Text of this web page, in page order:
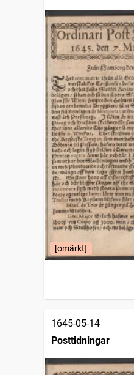
[omärkt]
1645-05-14
Posttidningar